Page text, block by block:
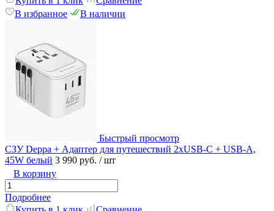
В избранное
В наличии
Быстрый просмотр
СЗУ Deppa + Адаптер для путешествий 2хUSB-С + USB-A,
45W белый 3 990 руб. / шт
В корзину
Подробнее